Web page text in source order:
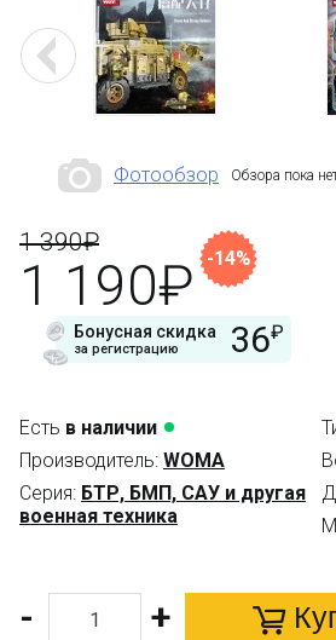
Фотообзор Обзора пока
1 390₽
1 190₽ -14%
Бонусная скидка
за регистрацию 36₽
Есть в наличии
Производитель: WOMA
Серия: БТР, БМП, САУ и другая
военная техника
- +